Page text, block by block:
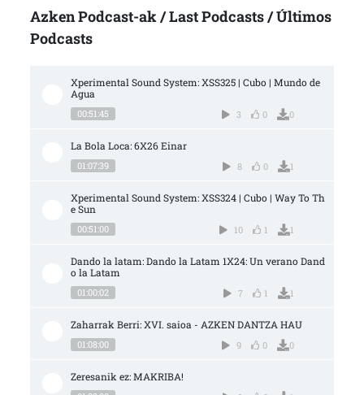
Azken Podcast-ak / Last Podcasts / Últimos
Podcasts
Xperimental Sound System: XSS325 | Cubo | Mundo de
Agua
00:51:45 3 0 0
La Bola Loca: 6X26 Einar
01:07:39 8 0 1
Xperimental Sound System: XSS324 | Cubo | Way To Th
e Sun
00:51:00 10 1 1
Dando la latam: Dando la Latam 1X24: Un verano Dand
o la Latam
01:00:02 7 1 1
Zaharrak Berri: XVI. saioa - AZKEN DANTZA HAU
01:08:00 9 0 0
Zeresanik ez: MAKRIBA!